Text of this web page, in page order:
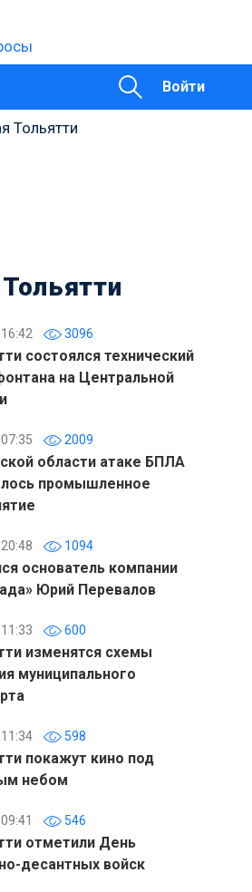
Войти
Тольятти
3096
состоялся технический
на Центральной
2009
области атаке БПЛА
промышленное
1094
основатель компании
Юрий Перевалов
600
изменятся схемы
муниципального
598
покажут кино под
небом
546
отметили День
десантных войск